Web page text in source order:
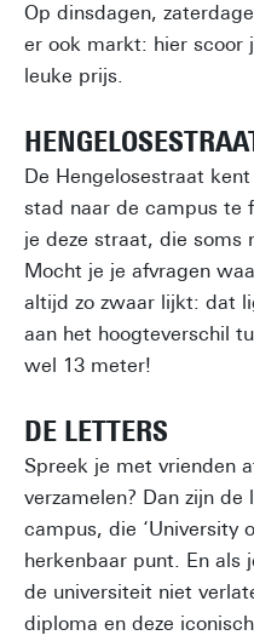
Op dinsdagen,
er ook markt: hier scoor
leuke prijs.
De Hengelosestraat
stad naar de campus te
je deze straat, die soms
Mocht je je afvragen
altijd zo zwaar lijkt: dat
aan het hoogteverschil
wel 13 meter!
DE LETTERS
Spreek je met vrienden
verzamelen? Dan zijn
campus, die ‘University
herkenbaar punt. En als
de universiteit niet
diploma en deze